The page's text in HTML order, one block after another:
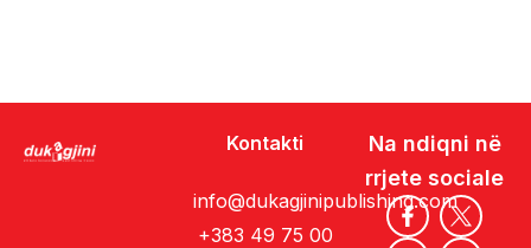
Kontakti
info@dukagjinipublishing.com
+383 49 75 00
Na ndiqni në
rrjete sociale